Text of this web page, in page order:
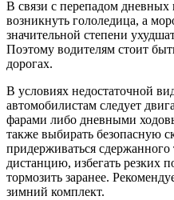
В связи с перепадом
возникнуть гололедица, а
значительной степени
Поэтому водителям стоит
дорогах.
В условиях недостаточной
автомобилистам следует
фарами либо дневными
также выбирать безопасную
придерживаться
дистанцию, избегать резких
тормозить заранее.
зимний комплект.